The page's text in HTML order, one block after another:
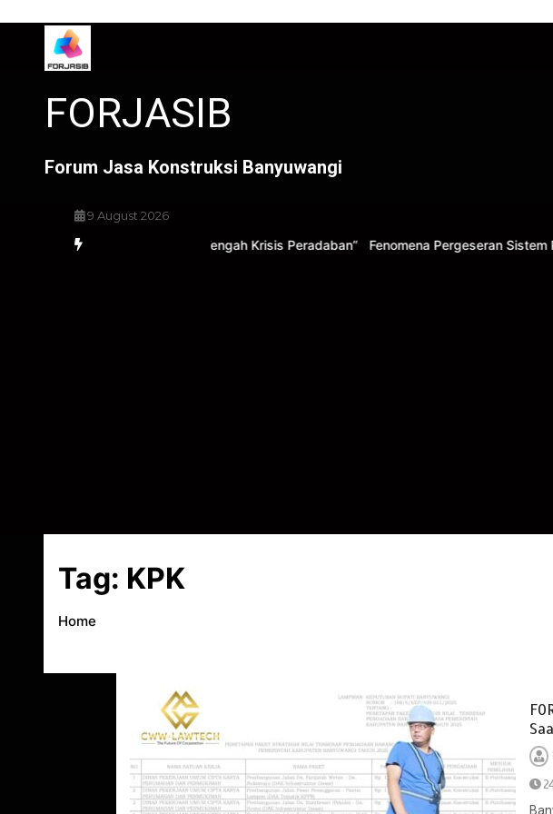
FORJASIB
Forum Jasa Konstruksi Banyuwangi
9 August 2026
“Ketulusan di Tengah Krisis Peradaban” Fenomena Pergeseran Sistem Pengadaan
Tag: KPK
Home